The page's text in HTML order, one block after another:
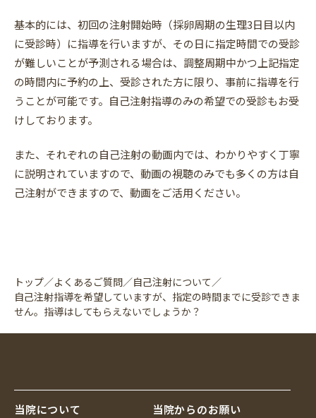
基本的には、初回の注射開始時（採卵周期の生理3日目以内
に受診時）に指導を行いますが、その日に指定時間での受診
が難しいことが予測される場合は、調整周期中かつ上記指定
の時間内に予約の上、受診された方に限り、事前に指導を行
うことが可能です。自己注射指導のみの希望での受診もお受
けしております。
また、それぞれの自己注射の動画内では、わかりやすく丁寧
に説明されていますので、動画の視聴のみでも多くの方は自
己注射ができますので、動画をご活用ください。
トップ／よくあるご質問／自己注射について／
自己注射指導を希望していますが、指定の時間までに受診できま
せん。指導はしてもらえないでしょうか？
当院について 当院からのお願い